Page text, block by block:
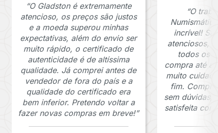
“O Gladston é extremamente
atencioso, os preços são justos
e a moeda superou minhas
expectativas, além do envio ser
muito rápido, o certificado de
autenticidade é de altíssima
qualidade. Já comprei antes de
vendedor de fora do país e a
qualidade do certificado era
bem inferior. Pretendo voltar a
fazer novas compras em breve!”
“O
incrível!
atenciosos,
todos os
compra até a
muito
fim.
sem dúvidas,
satisfeita com